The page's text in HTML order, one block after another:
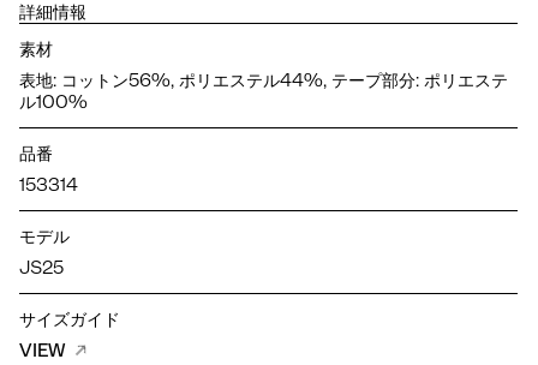
詳細情報
素材
表地: コットン56%, ポリエステル44%, テープ部分: ポリエステ
ル100%
品番
153314
モデル
JS25
サイズガイド
VIEW